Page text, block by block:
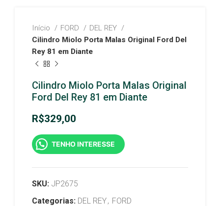
Início FORD
DEL REY
Cilindro Miolo Porta Malas Original Ford Del
Rey 81 em Diante
Cilindro Miolo Porta Malas Original
Ford Del Rey 81 em Diante
R$329,00
TENHO INTERESSE
SKU: JP2675
Categorias: DEL REY, FORD